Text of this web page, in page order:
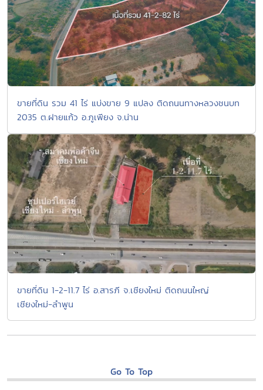
ขายที่ดิน รวม 41 ไร่ แบ่งขาย 9 แปลง ติดถนนทางหลวงชนบท
2035 ต.ฝายแก้ว อ.ภูเพียง จ.น่าน
ขายที่ดิน 1-2-11.7 ไร่ อ.สารภี จ.เชียงใหม่ ติดถนนใหญ่
เชียงใหม่-ลำพูน
Go To Top